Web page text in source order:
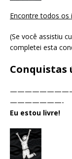
Encontre todos os
(Se você assistiu
completei esta
Conquistas
———————-
Eu estou livre!